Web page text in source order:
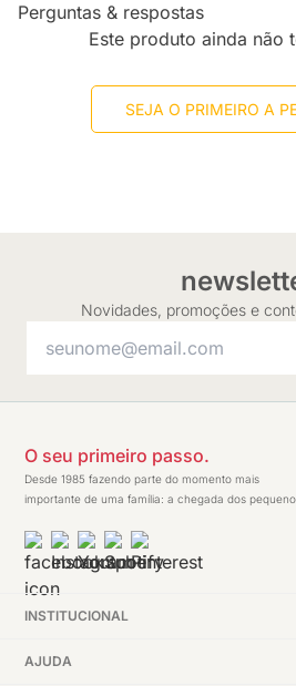
Perguntas & respostas
Este produto ainda não
SEJA O PRIMEIRO A
Novidades, promoções e
O seu primeiro passo.
Desde 1985 fazendo parte do momento mais
importante de uma família: a chegada dos
INSTITUCIONAL
AJUDA